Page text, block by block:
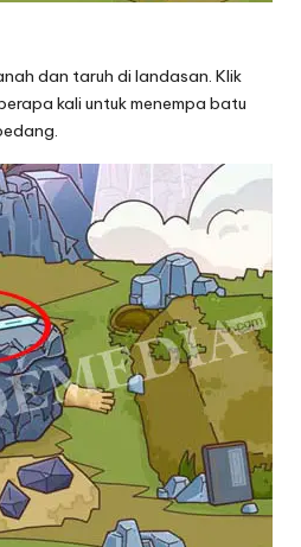
dan taruh di landasan. Klik
kali untuk menempa batu